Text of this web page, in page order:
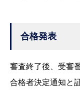
合格発表
審査終了後、受審
合格者決定通知と